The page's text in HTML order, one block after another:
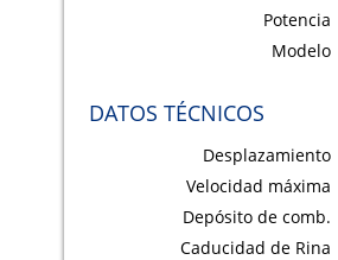
Potencia
Modelo
DATOS TÉCNICOS
Desplazamiento
Velocidad máxima
Depósito de comb.
Caducidad de Rina